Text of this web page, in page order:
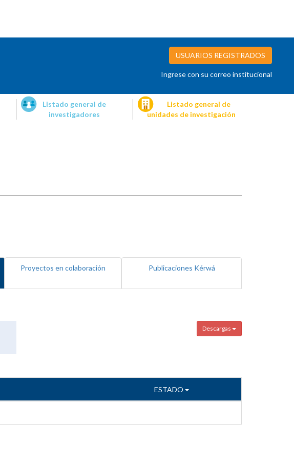
USUARIOS REGISTRADOS
Ingrese con su correo institucional
Listado general de
investigadores
Listado general de
unidades de investigación
Proyectos en colaboración Publicaciones Kérwá
Descargas
ESTADO